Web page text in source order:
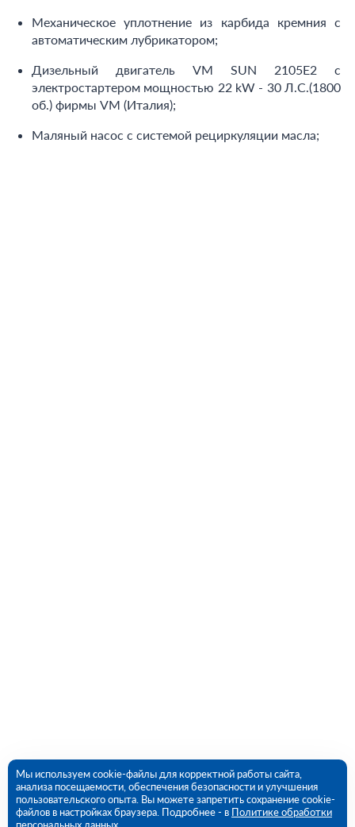
Механическое уплотнение из карбида кремния с
автоматическим лубрикатором;
Дизельный двигатель VM SUN 2105E2 с
электростартером мощностью 22 kW - 30 Л.С.(1800
об.) фирмы VM (Италия);
Маляный насос с системой рециркуляции масла;
Мы используем cookie-файлы для корректной работы сайта,
анализа посещаемости, обеспечения безопасности и улучшения
пользовательского опыта. Вы можете запретить сохранение cookie-
файлов в настройках браузера. Подробнее - в Политике обработки